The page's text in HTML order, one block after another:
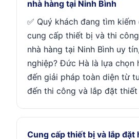
nhà hàng tại Ninh Bình
✅ Quý khách đang tìm
cung cấp thiết bị và thi
nhà hàng tại Ninh Bình uy
nghiệp? Đức Hà là lựa chọn
đến giải pháp toàn diện từ
đến thi công và lắp đặt
Cung cấp thiết bị và lắp đặt